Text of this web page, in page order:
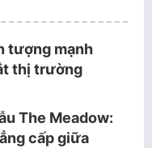
tượng mạnh
thị trường
The Meadow:
cấp giữa